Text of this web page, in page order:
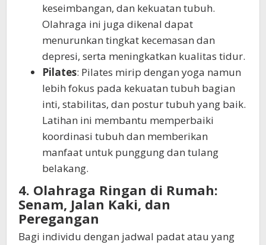
keseimbangan, dan kekuatan tubuh.
Olahraga ini juga dikenal dapat
menurunkan tingkat kecemasan dan
depresi, serta meningkatkan kualitas tidur.
Pilates: Pilates mirip dengan yoga namun
lebih fokus pada kekuatan tubuh bagian
inti, stabilitas, dan postur tubuh yang baik.
Latihan ini membantu memperbaiki
koordinasi tubuh dan memberikan
manfaat untuk punggung dan tulang
belakang.
4. Olahraga Ringan di Rumah:
Senam, Jalan Kaki, dan
Peregangan
Bagi individu dengan jadwal padat atau yang